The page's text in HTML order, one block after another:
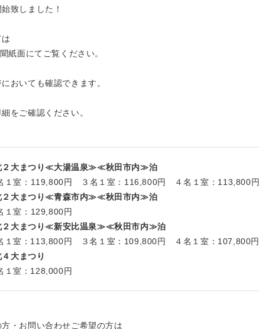
致しました！
紙面にてご覧ください。
おいても確認できます。
をご確認ください。
２大まつり≪大湯温泉≫≪秋田市内≫泊
円 ３名１室：116,800円 ４名１室：113,800円
大まつり≪青森市内≫≪秋田市内≫泊
円
大まつり≪新安比温泉≫≪秋田市内≫泊
円 ３名１室：109,800円 ４名１室：107,800円
大まつり
円
・お問い合わせご希望の方は